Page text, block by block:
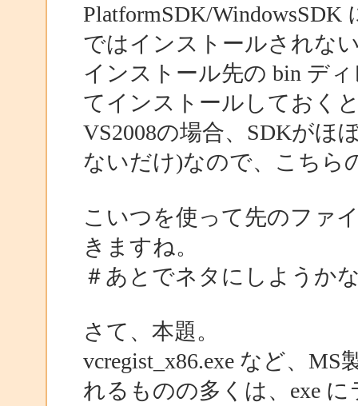
PlatformSDK/
ではインストールされな
インストール先の bin デ
てインストールしておく
VS2008の場合、SDKがほ
ないだけ)なので、こちら
こいつを使って先のファ
きますね。
＃あとでネタにしようか
さて、本題。
vcregist_x86.exe など、
れるものの多くは、exe